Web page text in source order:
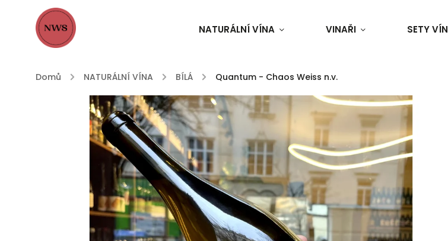
NATURÁLNÍ VÍNA VINAŘI SETY VÍN
Domů / NATURÁLNÍ VÍNA / BÍLÁ / Quantum - Chaos Weiss n.v.